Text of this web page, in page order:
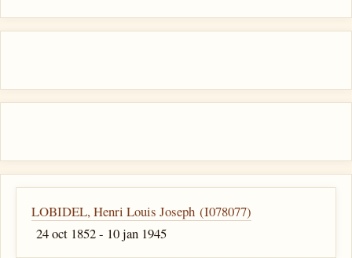
LOBIDEL, Henri Louis Joseph (I078077)
24 oct 1852 - 10 jan 1945